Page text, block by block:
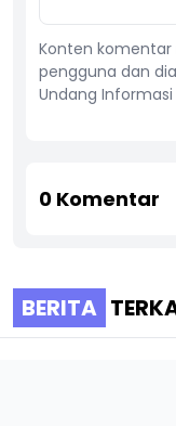
Konten
pengguna dan
Undang Informasi
0 Komentar
BERITA